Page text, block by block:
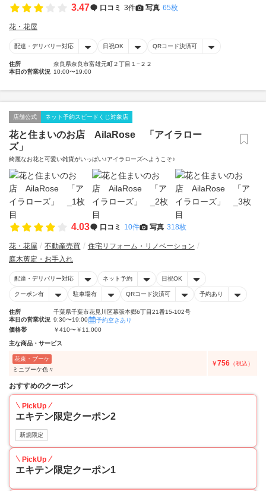
3.47 口コミ 3件 写真 65枚
花・花屋
配達・デリバリー対応 日祝OK QRコード決済可
住所
奈良県奈良市富雄元町２丁目１−２２
本日の営業状況 10:00〜19:00
店舗公式 ネット予約スピードくじ対象店
花と住まいのお店 AilaRose 「アイラロー
ズ」
綺麗なお花と可愛い雑貨がいっぱい♪アイラローズへようこそ♪
4.03 口コミ 10件 写真 318枚
花・花屋 不動産売買
住宅リフォーム・リノベーション
庭木剪定・お手入れ
配達・デリバリー対応 ネット予約 日祝OK
クーポン有 駐車場有 QRコード決済可 予約あり
住所
千葉県千葉市花見川区幕張本郷6丁目21番15-102号
本日の営業状況 9:30〜19:00
予約空きあり
価格帯
￥410〜￥11,000
主な商品・サービス
花束・ブーケ
ミニブーケ色々
￥756 （税込）
おすすめのクーポン
PickUp
エキテン限定クーポン2
新規限定
PickUp
エキテン限定クーポン1